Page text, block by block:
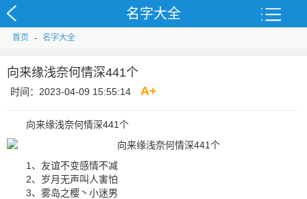
名字大全
首页 - 名字大全
向来缘浅奈何情深441个
时间：2023-04-09 15:55:14 A+
向来缘浅奈何情深441个
1、友谊不变感情不减
2、岁月无声叫人害怕
3、雾岛之樱丶小迷男